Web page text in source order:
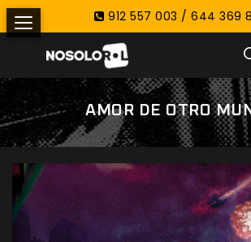
912 557 003 / 644 369
AMOR DE OTRO